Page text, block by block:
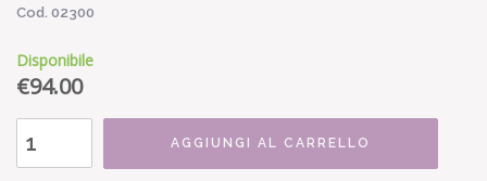
Cod. 02300
Disponibile
€94.00
AGGIUNGI AL CARRELLO